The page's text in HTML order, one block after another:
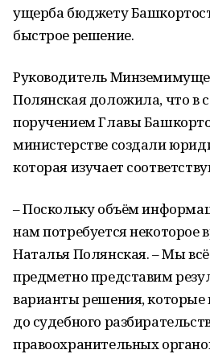
ущерба бюджету
быстрое решение.
Руководитель
Полянская доложила, что в
поручением Главы
министерстве создали
которая изучает
– Поскольку объём
нам потребуется некоторое
Наталья Полянская. – Мы
предметно представим
варианты решения,
до судебного
правоохранительных